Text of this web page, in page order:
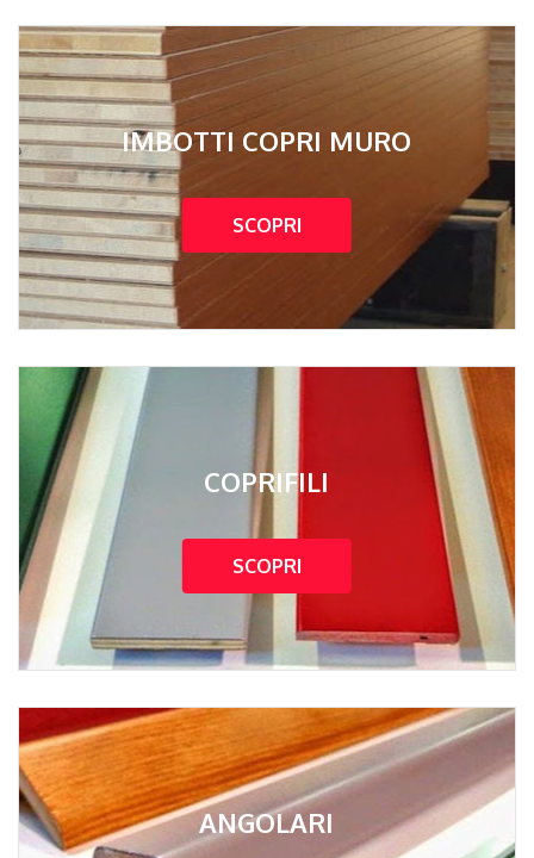
IMBOTTI COPRI MURO
SCOPRI
COPRIFILI
SCOPRI
ANGOLARI